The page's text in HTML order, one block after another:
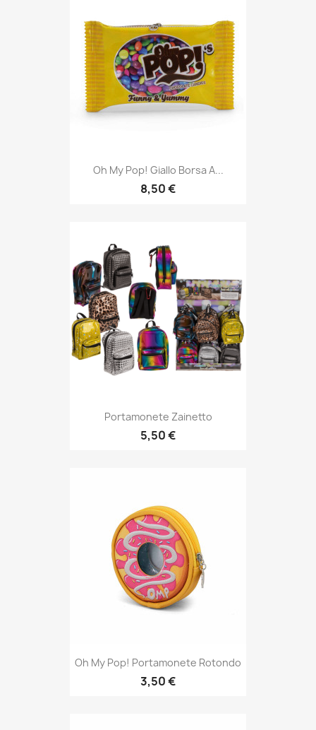
Oh My Pop! Giallo Borsa A...
8,50 €
Portamonete Zainetto
5,50 €
Oh My Pop! Portamonete Rotondo
3,50 €